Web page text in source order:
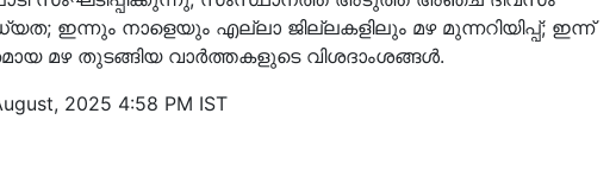
ഇന്നും നാളെയും എല്ലാ ജില്ലകളിലും മഴ മുന്നറിയിപ്പ്; ഇന്ന്
മഴ തുടങ്ങിയ വാർത്തകളുടെ വിശദാംശങ്ങൾ.
2025 4:58 PM IST